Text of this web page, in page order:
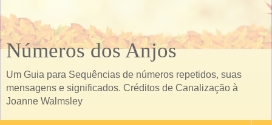
Números dos Anjos
Um Guia para Sequências de números repetidos, suas
mensagens e significados. Créditos de Canalização à
Joanne Walmsley